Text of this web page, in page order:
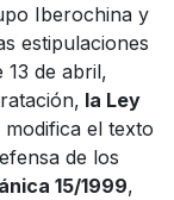
Iberochina y
estipulaciones
13 de abril,
la Ley
el texto
de los
15/1999,